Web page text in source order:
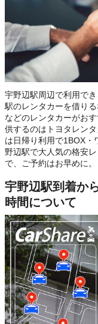
宇野辺駅周辺で利用で
駅のレンタカーを借り
などのレンタカーがお
供するのはトヨタレン
は日帰り利用で1BOX
野辺駅で大人気の格安
で、ご予約はお早めに。
宇野辺駅到着か
時間について